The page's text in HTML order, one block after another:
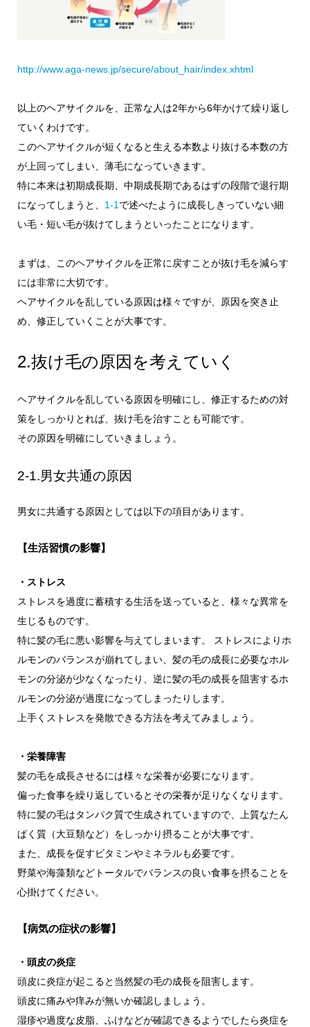
http://www.aga-news.jp/secure/about_hair/index.xhtml
以上のヘアサイクルを、正常な人は2年から6年かけて繰り返し
ていくわけです。
このヘアサイクルが短くなると生える本数より抜ける本数の方
が上回ってしまい、薄毛になっていきます。
特に本来は初期成長期、中期成長期であるはずの段階で退行期
になってしまうと、 1-1 で述べたように成長しきっていない細
い毛・短い毛が抜けてしまうといったことになります。
まずは、このヘアサイクルを正常に戻すことが抜け毛を減らす
には非常に大切です。
ヘアサイクルを乱している原因は様々ですが、原因を突き止
め、修正していくことが大事です。
2.抜け毛の原因を考えていく
ヘアサイクルを乱している原因を明確にし、修正するための対
策をしっかりとれば、抜け毛を治すことも可能です。
その原因を明確にしていきましょう。
2-1.男女共通の原因
男女に共通する原因としては以下の項目があります。
【生活習慣の影響】
・ストレス
ストレスを過度に蓄積する生活を送っていると、様々な異常を
生じるものです。
特に髪の毛に悪い影響を与えてしまいます。 ストレスによりホ
ルモンのバランスが崩れてしまい、髪の毛の成長に必要なホル
モンの分泌が少なくなったり、逆に髪の毛の成長を阻害するホ
ルモンの分泌が過度になってしまったりします。
上手くストレスを発散できる方法を考えてみましょう。
・栄養障害
髪の毛を成長させるには様々な栄養が必要になります。
偏った食事を繰り返しているとその栄養が足りなくなります。
特に髪の毛はタンパク質で生成されていますので、上質なたん
ぱく質（大豆類など）をしっかり摂ることが大事です。
また、成長を促すビタミンやミネラルも必要です。
野菜や海藻類などトータルでバランスの良い食事を摂ることを
心掛けてください。
【病気の症状の影響】
・頭皮の炎症
頭皮に炎症が起こると当然髪の毛の成長を阻害します。
頭皮に痛みや痒みが無いか確認しましょう。
湿疹や過度な皮脂、ふけなどが確認できるようでしたら炎症を